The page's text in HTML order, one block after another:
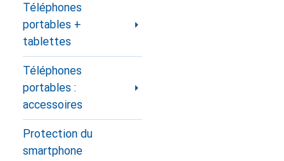
Téléphones
portables +
tablettes
Téléphones
portables :
accessoires
Protection du
smartphone